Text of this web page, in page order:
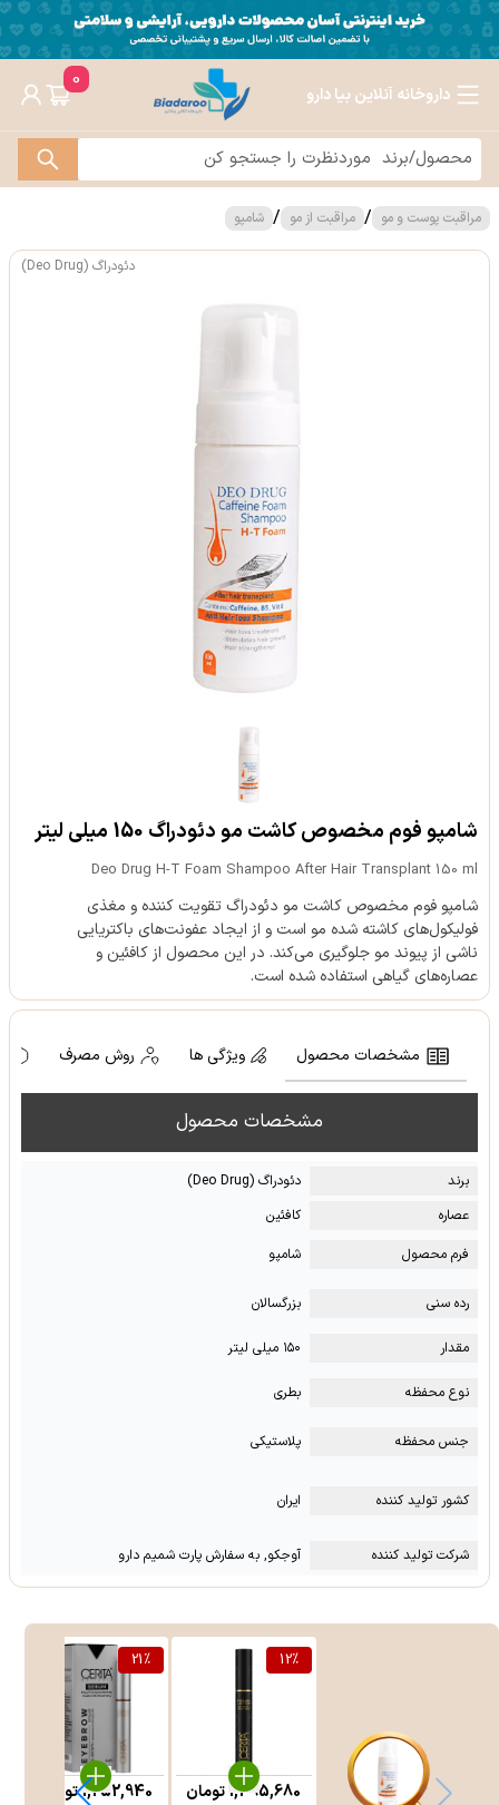
داروخانه آنلاین بیا دارو
0
مراقبت پوست و مو / مراقبت از مو / شامپو
دئودراگ (Deo Drug)
شامپو فوم مخصوص کاشت مو دئودراگ 150 میلی لیتر
Deo Drug H-T Foam Shampoo After Hair Transplant 150 ml
شامپو فوم مخصوص کاشت مو دئودراگ تقویت کننده و مغذی
فولیکول‌های کاشته شده مو است و از ایجاد عفونت‌های باکتریایی
ناشی از پیوند مو جلوگیری می‌کند. در این محصول از کافئین و
عصاره‌های گیاهی استفاده شده است.
مشخصات محصول ویژگی ها روش مصرف
مشخصات محصول
برند
دئودراگ (Deo Drug)
عصاره
کافئین
فرم محصول
شامپو
رده سنی بزرگسالان
مقدار ۱۵۰ میلی لیتر
نوع محفظه بطری
جنس محفظه پلاستیکی
کشور تولید کننده ایران
شرکت تولید کننده آوجکو, به سفارش پارت شمیم دارو
12%
1,395,680 تومان
21%
1,252,940تومان